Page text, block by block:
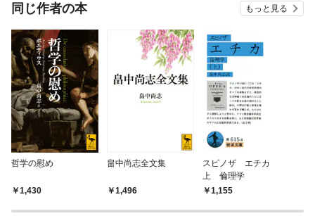
同じ作者の本 もっと見る
哲学の慰め
1,430
畠中尚志全文集
1,496
スピノザ エチカ
上 倫理学
1,155